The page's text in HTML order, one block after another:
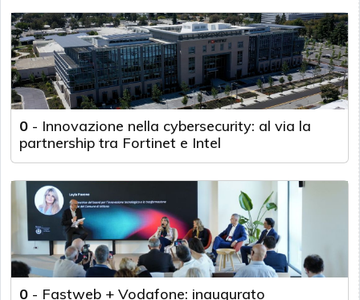
0 - Innovazione nella cybersecurity: al via la
partnership tra Fortinet e Intel
0 - Fastweb + Vodafone: inaugurato